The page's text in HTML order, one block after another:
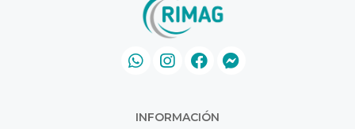
INFORMACIÓN